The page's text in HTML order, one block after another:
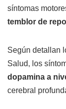
síntomas
temblor de
Según detallan
Salud, los
dopamina a
cerebral